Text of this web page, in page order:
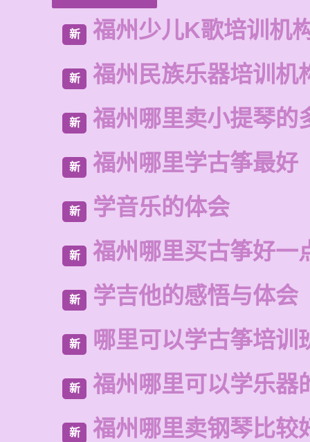
新 福州少儿K歌培训机
新 福州民族乐器培训机
新 福州哪里卖小提琴的
新 福州哪里学古筝最好
新 学音乐的体会
新 福州哪里买古筝好一
新 学吉他的感悟与体会
新 哪里可以学古筝培训
新 福州哪里可以学乐器
新 福州哪里卖钢琴比较